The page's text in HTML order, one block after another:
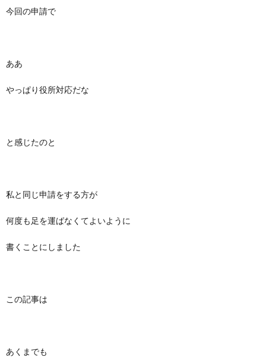
今回の申請で
ああ
やっぱり役所対応だな
と感じたのと
私と同じ申請をする方が
何度も足を運ばなくてよいように
書くことにしました
この記事は
あくまでも